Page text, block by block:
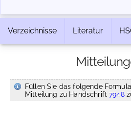
Verzeichnisse Literatur
Füllen Sie das folgende
Mitteilung zu Handschrift7948